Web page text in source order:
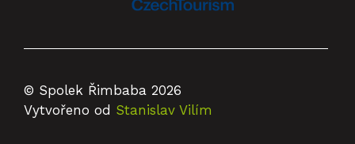
© Spolek Řimbaba 2026
Vytvořeno od Stanislav Vilím